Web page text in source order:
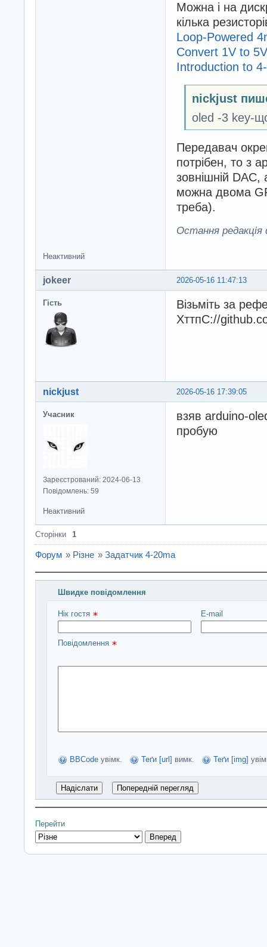
Можна і на
кілька
Loop-Powered
Convert 1V to
Introduction to
nickjust
oled -3 key-
Передавач
потрібен, то з
зовнішній
можна двома
треба).
Остання редакція
Неактивний
2026-05-16 11:47:13
jokeer
Гість
Візьміть за
ХттпС://
2026-05-16 17:39:05
nickjust
Учасник
Зареєстрований: 2024-06-13
Повідомлень: 59
взяв arduino-
пробую
Неактивний
Сторінки 1
Форум » Різне » Задатчик 4-20ma
Швидке повідомлення
Введіть повідомлення і натисніть Надіслати
Нік гостя E-mail
Повідомлення
BBCode увімк. Теґи [url] вимк. Теґи [img]
Перейти